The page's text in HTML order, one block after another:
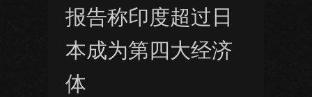
报告称印度超过日
本成为第四大经济
体